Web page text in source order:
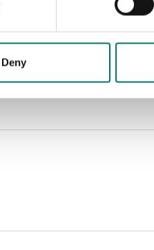
Deny